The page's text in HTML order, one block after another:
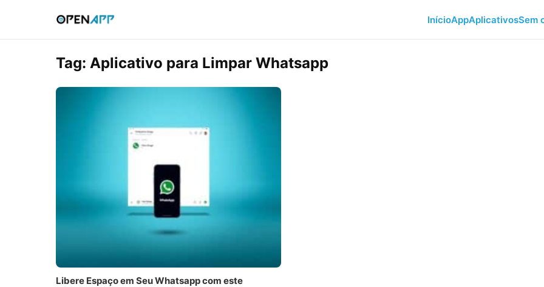
InícioAppAplicativosSem
Tag: Aplicativo para Limpar Whatsapp
Libere Espaço em Seu Whatsapp com este